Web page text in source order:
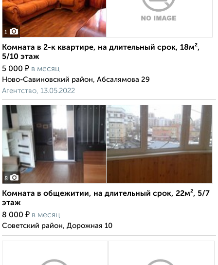
1
Комната в 2-к квартире, на длительный срок, 18м²,
5/10 этаж
5 000 ₽ в месяц
Ново-Савиновский район, Абсалямова 29
Агентство, 13.05.2022
8
Комната в общежитии, на длительный срок, 22м², 5/7
этаж
8 000 ₽ в месяц
Советский район, Дорожная 10